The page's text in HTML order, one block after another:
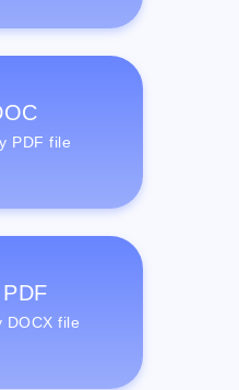
PDF file
DOCX file